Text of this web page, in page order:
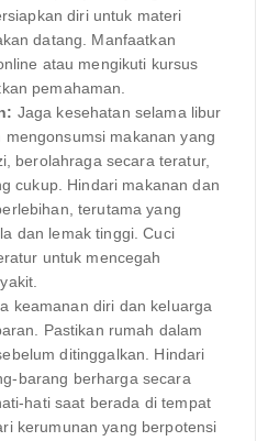
diri untuk materi
datang. Manfaatkan
atau mengikuti kursus
pemahaman.
Jaga kesehatan selama libur
mengonsumsi makanan yang
berolahraga secara teratur,
cukup. Hindari makanan dan
terutama yang
dan lemak tinggi. Cuci
untuk mencegah
keamanan diri dan keluarga
Pastikan rumah dalam
ditinggalkan. Hindari
barang berharga secara
hati saat berada di tempat
kerumunan yang berpotensi